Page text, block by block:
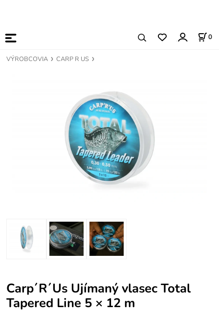
0
VÝROBCOVIA CARP R US
Carp´R´Us Ujímaný vlasec Total
Tapered Line 5 × 12 m